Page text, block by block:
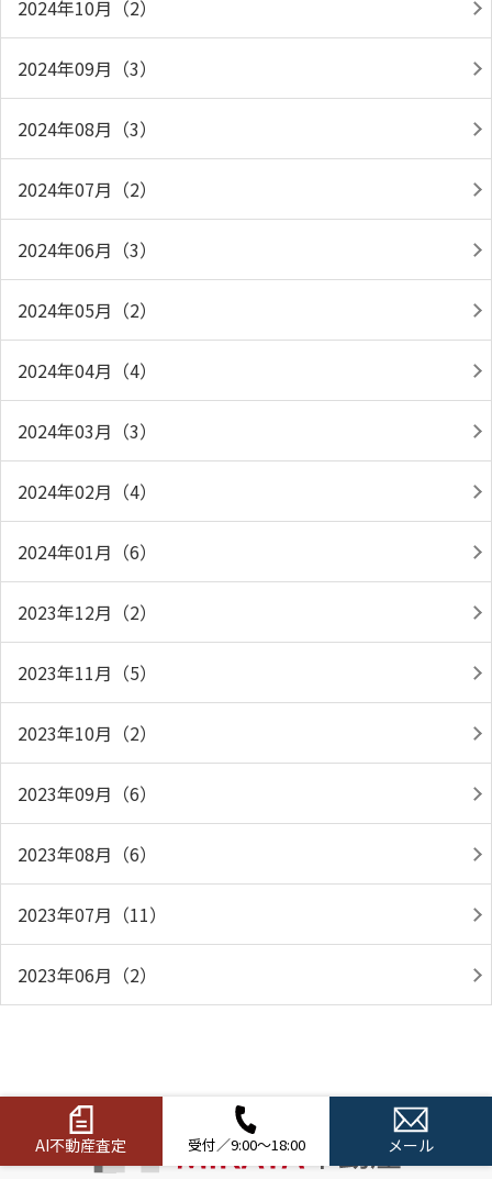
2024年10月（2）
2024年09月（3）
2024年08月（3）
2024年07月（2）
2024年06月（3）
2024年05月（2）
2024年04月（4）
2024年03月（3）
2024年02月（4）
2024年01月（6）
2023年12月（2）
2023年11月（5）
2023年10月（2）
2023年09月（6）
2023年08月（6）
2023年07月（11）
2023年06月（2）
AI不動産査定 受付／9:00～18:00 メール